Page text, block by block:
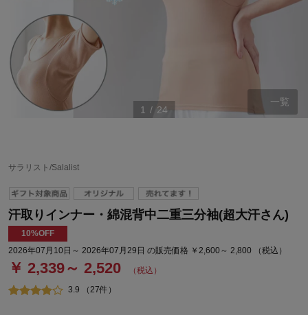
1 / 24
一覧
サラリスト/Salalist
汗取りインナー・綿混背中二重三分袖(超大汗さん)
10%OFF
2026年07月10日～ 2026年07月29日 の販売価格 ￥2,600～ 2,800 （税込）
￥ 2,339～ 2,520 （税込）
3.9 （27件）